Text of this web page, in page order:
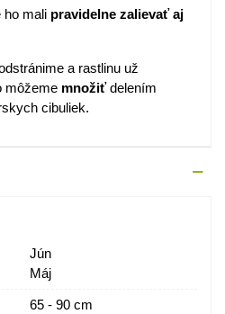
ho mali pravidelne zalievať aj
a rastlinu už
môžeme množiťdelením
cibuliek.
Jún
Máj
65 - 90 cm